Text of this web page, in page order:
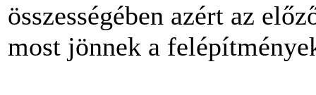
összességében azért az
most jönnek a